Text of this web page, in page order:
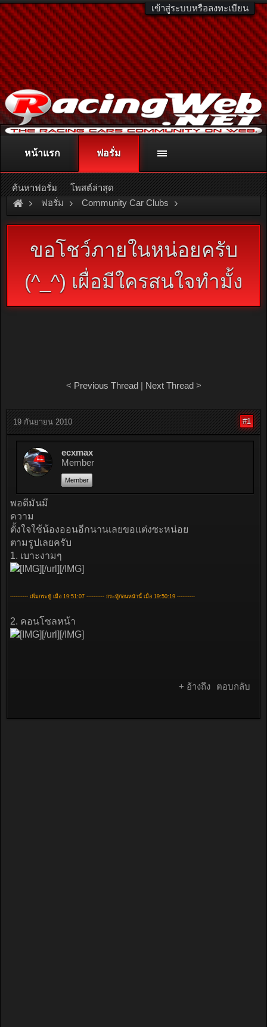
เข้าสู่ระบบหรือลงทะเบียน
ติดต่อลงโฆษณา racingweb@gmail.comหรือโทร. 081-811-1138
หรืออ่านรายละเอียดเพิ่มเติม คลิกที่นี่
ฟอรั่ม Community Car Clubs
American Car Clubs Neon Club Thailand
ขอโชว์ภายในหน่อยครับ
(^_^) เผื่อมีใครสนใจทำมั้ง
< Previous Thread| Next Thread>
19 กันยายน 2010 #1
ecxmax
Member
Member
พอดีมันมี
ความ
ตั้งใจใช้น้องออนอีกนานเลยขอแต่งซะหน่อย
ตามรูปเลยครับ
1. เบาะงามๆ
[/url][/IMG]
---------- เพิ่มกระทู้ เมื่อ 19:51:07 ---------- กระทู้ก่อนหน้านี้ เมื่อ 19:50:19 ----------
2. คอนโซลหน้า
[/url][/IMG]
+ อ้างถึง ตอบกลับ
หน้าแรก ฟอรั่ม
ค้นหาฟอรั่ม โพสต์ล่าสุด